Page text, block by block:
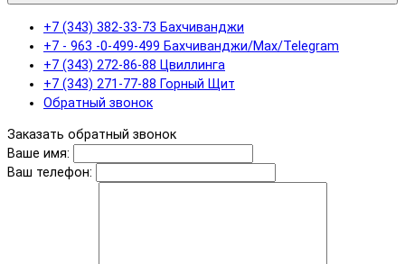
+7 (343) 382-33-73 Бахчиванджи
+7 - 963 -0-499-499 Бахчиванджи/Max/Telegram
+7 (343) 272-86-88 Цвиллинга
+7 (343) 271-77-88 Горный Щит
Обратный звонок
Заказать обратный звонок
Ваше имя:
Ваш телефон: